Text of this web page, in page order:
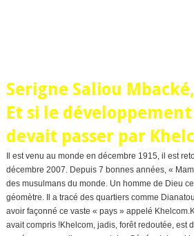
Serigne Saliou
Et si le développement
devait passer par
Il est venu au monde en décembre 1915, il est
décembre 2007. Depuis 7 bonnes années, «
des musulmans du monde. Un homme de Dieu
géomètre. Il a tracé des quartiers comme
avoir façonné ce vaste « pays » appelé
avait compris !Khelcom, jadis, forêt redoutée, est